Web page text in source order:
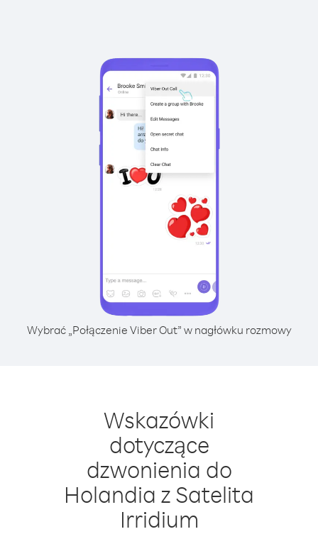
Wybrać „Połączenie Viber Out” w nagłówku rozmowy
Wskazówki
dotyczące
dzwonienia do
Holandia z Satelita
Irridium